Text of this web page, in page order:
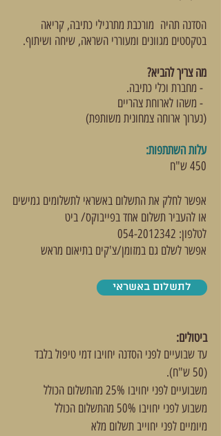
הסדנה תהיה מורכבת מתרגילי כתיבה, קריאה
בטקסטים מגוונים ומעוררי השראה, שיחה ושיתוף.
מה צריך להביא?
- מחברת וכלי כתיבה.
- משהו לארוחת צהריים
(נערוך ארוחה צמחונית משותפת)
עלות השתתפות:
450 ש"ח
אפשר לחלק את התשלום באשראי לתשלומים גמישים
או להעביר תשלום אחד בפייבוקס/ ביט
לטלפון: 054-2012342
אפשר לשלם גם במזומן/צ'קים בתיאום מראש
לתשלום באשראי
ביטולים:
עד שבועיים לפני הסדנה יחויבו דמי טיפול בלבד
(50 ש"ח).
משבועיים לפני יחויבו 25% מהתשלום הכולל
משבוע לפני יחויבו 50% מהתשלום הכולל
מיומיים לפני יחוייב תשלום מלא